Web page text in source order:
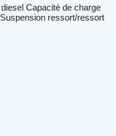
diesel Capacité de charge
Suspension ressort/ressort